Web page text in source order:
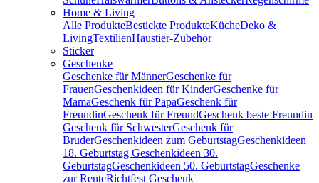
Home & Living
Alle ProdukteBestickte ProdukteKücheDeko &
LivingTextilienHaustier-Zubehör
Sticker
Geschenke
Geschenke für MännerGeschenke für
FrauenGeschenkideen für KinderGeschenke für
MamaGeschenk für PapaGeschenk für
FreundinGeschenk für FreundGeschenk beste Freundin
Geschenk für SchwesterGeschenk für
BruderGeschenkideen zum GeburtstagGeschenkideen
18. Geburtstag Geschenkideen 30.
GeburtstagGeschenkideen 50. GeburtstagGeschenke
zur RenteRichtfest Geschenk